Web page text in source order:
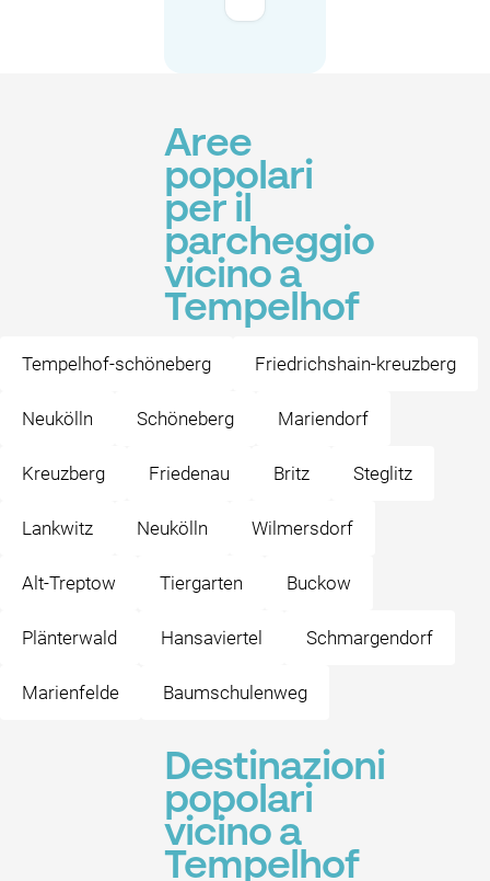
Aree
popolari
per il
parcheggio
vicino a
Tempelhof
Tempelhof-schöneberg Friedrichshain-kreuzberg
Neukölln Schöneberg Mariendorf
Kreuzberg Friedenau Britz Steglitz
Lankwitz Neukölln Wilmersdorf
Alt-Treptow Tiergarten Buckow
Plänterwald Hansaviertel Schmargendorf
Marienfelde Baumschulenweg
Destinazioni
popolari
vicino a
Tempelhof